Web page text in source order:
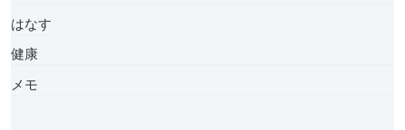
はなす
健康
メモ